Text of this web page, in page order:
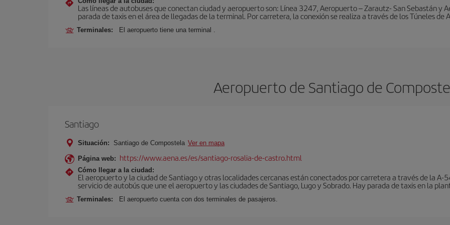
Las líneas de autobuses que conectan ciudad y aeropuerto son: Línea 3247, Aeropuerto – Zarautz- San Sebastán y
parada de taxis en el área de llegadas de la terminal. Por carretera, la conexión se realiza a través de los Túneles de
Terminales: El aeropuerto tiene una terminal .
Aeropuerto de Santiago de
Santiago
Situación: Santiago de Compostela Ver en mapa
Página web: https://www.aena.es/es/santiago-rosalia-de-castro.html
Cómo llegar a la ciudad:
El aeropuerto y la ciudad de Santiago y otras localidades cercanas están conectados por carretera a través de la A-
servicio de autobús que une el aeropuerto y las ciudades de Santiago, Lugo y Sobrado. Hay parada de taxis en la
Terminales: El aeropuerto cuenta con dos terminales de pasajeros.